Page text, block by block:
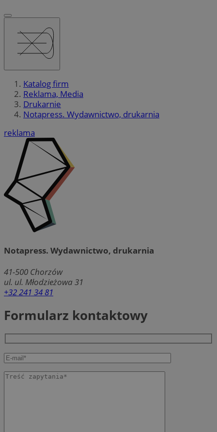
Katalog firm
Reklama, Media
Drukarnie
Notapress. Wydawnictwo, drukarnia
reklama
Notapress. Wydawnictwo, drukarnia
41-500 Chorzów
ul. ul. Młodzieżowa 31
+32 241 34 81
Formularz kontaktowy